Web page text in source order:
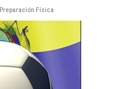
Preparación Física